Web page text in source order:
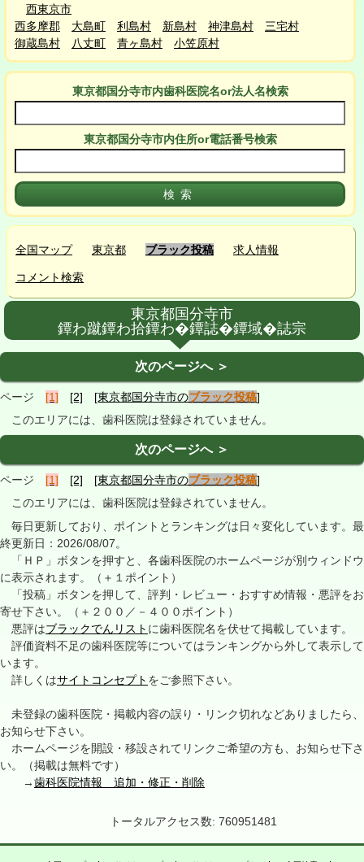
西東京市
西多摩郡
大島町 利島村 新島村 神津島村
三宅村
御蔵島村
八丈町 青ヶ島村 小笠原村
東京都国分寺市内歯科医院名or法人名検索
東京都国分寺市内住所or電話番号検索
全国マップ 東京都 ブラック投稿 求人情報
コメント検索
東京都国分寺市
鐔わ蹴鐔わ拾鐔わ�鐔誌�鐔域�誌宗
次のページへ ＞
ページ [1] [2] [東京都国分寺市のブラック投稿]
このエリアには、歯科医院は登録されていません。
次のページへ ＞
ページ [1] [2] [東京都国分寺市のブラック投稿]
このエリアには、歯科医院は登録されていません。
毎日更新しており、ポイントとランキングは日々変化しています。最
終更新日：2026/08/07。
「ＨＰ」ボタンを押すと、各歯科医院のホームページが別ウィンドウ
に表示されます。（＋１ポイント）
「投稿」ボタンを押して、評判・レビュー・おすすめ情報・悪評をお
寄せ下さい。（＋２００／－４００ポイント）
悪評はブラックでんリスト に歯科医院名を伏せて掲載しています。
評価資料不足の歯科医院等についてはランキングから外して表示して
います。
詳しくはサイトコンセプト をご参照下さい。
未登録の歯科医院・掲載内容の誤り・リンク切れなどありましたら、
お知らせ下さい。
ホームページを開設・移設されてリンクご希望の方も、お知らせ下さ
い。（掲載は無料です）
→歯科医院情報 追加・修正・削除
トータルアクセス数: 760951481